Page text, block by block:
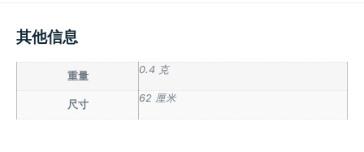
其他信息
重量
0.4 克
尺寸
62 厘米